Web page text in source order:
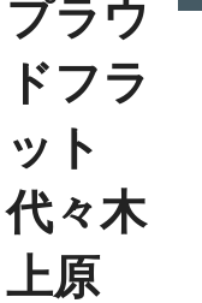
プラウ
ドフラ
ット
代々木
上原